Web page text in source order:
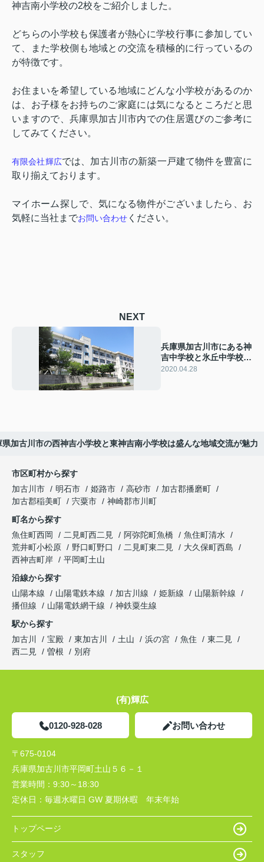
神吉南小学校の2校をご紹介しました。
どちらの小学校も保護者が熱心に学校行事に参加してい
て、また学校側も地域との交流を積極的に行っているの
が特徴です。
お住まいを希望している地域にどんな小学校があるのか
は、お子様をお持ちのご家庭には気になるところだと思
いますので、兵庫県加古川市内での住居選びのご参考に
してみてください。
有限会社輝広では、加古川市の新築一戸建て物件を豊富に
取り揃えております。
マイホーム探しで、気になる物件がございましたら、お
気軽に当社までお問い合わせ ください。
NEXT
兵庫県加古川市にある神
吉中学校と氷丘中学校は
どんな学校？
2020.04.28
県加古川市の西神吉小学校と東神吉南小学校は盛んな地域交流が魅力
市区町村から探す
加古川市
明石市 姫路市 高砂市
加古郡播磨町
加古郡稲美町
宍粟市
神崎郡市川町
町名から探す
魚住町西岡
二見町西二見 阿弥陀町魚橋
魚住町清水
荒井町小松原
野口町野口 二見町東二見
大久保町西島
西神吉町岸
平岡町土山
沿線から探す
山陽本線
山陽電鉄本線 加古川線 姫新線
山陽新幹線
播但線
山陽電鉄網干線
神鉄粟生線
駅から探す
加古川
宝殿 東加古川 土山 浜の宮 魚住
東二見
西二見
曽根 別府
(有)輝広
0120-928-028 お問い合わせ
〒675-0104
兵庫県加古川市平岡町土山５６－１
営業時間： 9:30～18:30
定休日： 毎週水曜日 GW 夏期休暇 年末年始
トップページ
スタッフ